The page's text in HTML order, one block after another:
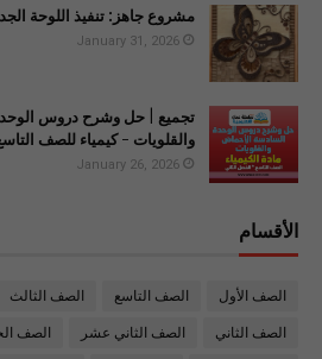
مشروع جاهز: تنفيذ اللوحة
January 31, 2026
تجميع | حل وشرح دروس
والقلويات - كيمياء للصف
January 26, 2026
الأقسام
الصف الأول الصف التاسع الصف الثالث
الصف الثاني الصف الثاني عشر الصف